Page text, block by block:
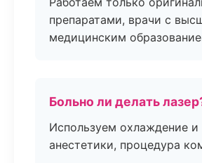
препаратами, врачи с
медицинским
Больно ли делать
Используем охлаждение и
анестетики, процедура